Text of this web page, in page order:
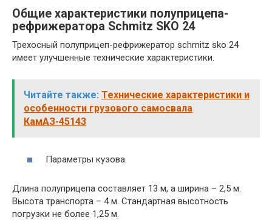
Общие характеристики полуприцепа-
рефрижератора Schmitz SKO 24
Трехосный полуприцеп-рефрижератор schmitz sko 24
имеет улучшенные технические характеристики.
Читайте также: Технические характеристики и
особенности грузового самосвала
КамАЗ-45143
Параметры кузова.
Длина полуприцепа составляет 13 м, а ширина – 2,5 м.
Высота транспорта – 4 м. Стандартная высотность
погрузки не более 1,25 м.